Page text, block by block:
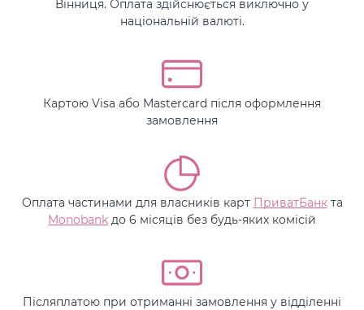
Вінниця. Оплата здійснюється виключно у
національній валюті.
Картою Visa або Mastercard після оформлення
замовлення
Оплата частинами для власників карт ПриватБанкта
Monobank до 6 місяців без будь-яких комісій
Післяплатою при отриманні замовлення у відділенні